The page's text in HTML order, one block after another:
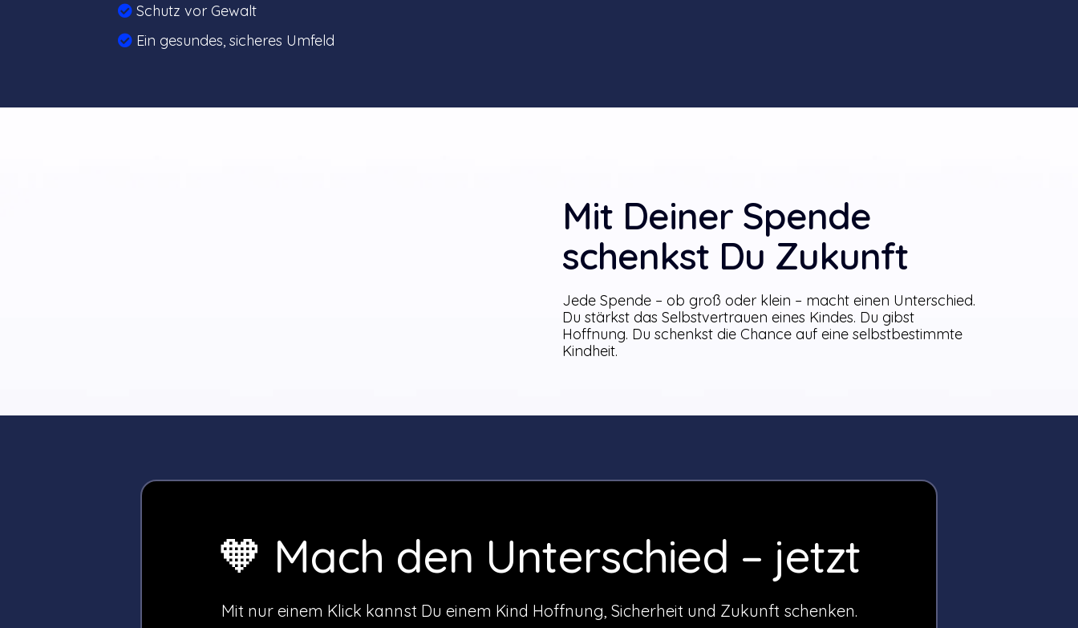
Schutz vor Gewalt
Ein gesundes, sicheres Umfeld
Mit Deiner Spende
schenkst Du Zukunft
Jede Spende – ob groß oder klein – macht einen Unterschied.
Du stärkst das Selbstvertrauen eines Kindes. Du gibst
Hoffnung. Du schenkst die Chance auf eine selbstbestimmte
Kindheit.
🧡 Mach den Unterschied – jetzt
Mit nur einem Klick kannst Du einem Kind Hoffnung, Sicherheit und Zukunft schenken.